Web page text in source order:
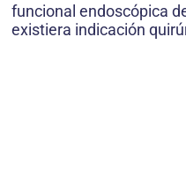
funcional endoscópica
existiera indicación